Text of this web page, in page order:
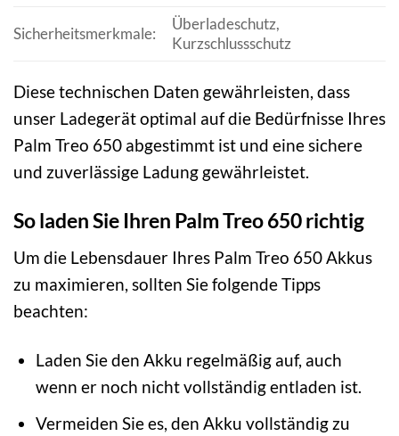
Sicherheitsmerkmale:
Überladeschutz,
Kurzschlussschutz
Diese technischen Daten gewährleisten, dass
unser Ladegerät optimal auf die Bedürfnisse Ihres
Palm Treo 650 abgestimmt ist und eine sichere
und zuverlässige Ladung gewährleistet.
So laden Sie Ihren Palm Treo 650 richtig
Um die Lebensdauer Ihres Palm Treo 650 Akkus
zu maximieren, sollten Sie folgende Tipps
beachten:
Laden Sie den Akku regelmäßig auf, auch
wenn er noch nicht vollständig entladen ist.
Vermeiden Sie es, den Akku vollständig zu